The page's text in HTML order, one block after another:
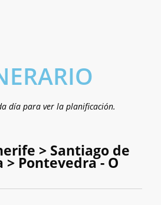
día para ver la planificación.
> Santiago de
> Pontevedra - O